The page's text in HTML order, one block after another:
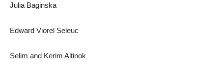
Julia Baginska
Edward Viorel Seleuc
Selim and Kerim Altinok